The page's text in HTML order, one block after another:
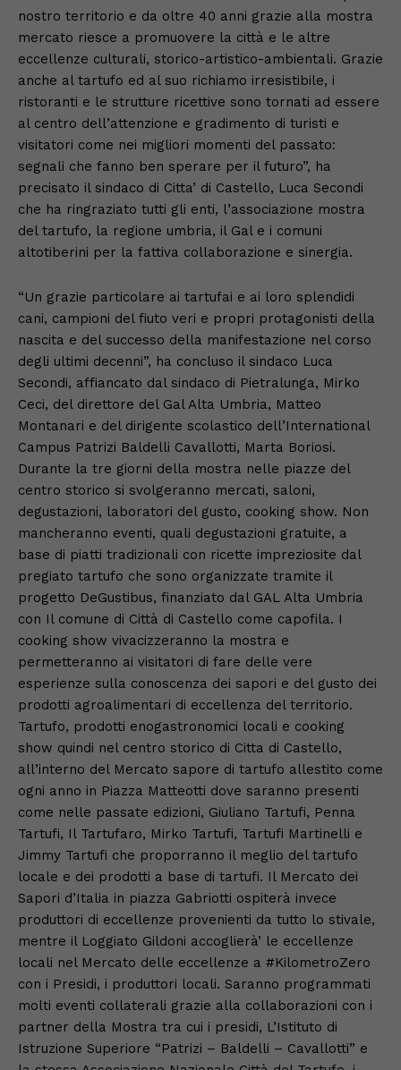
nostro territorio e da oltre 40 anni grazie alla mostra
mercato riesce a promuovere la città e le altre
eccellenze culturali, storico-artistico-ambientali. Grazie
anche al tartufo ed al suo richiamo irresistibile, i
ristoranti e le strutture ricettive sono tornati ad essere
al centro dell’attenzione e gradimento di turisti e
visitatori come nei migliori momenti del passato:
segnali che fanno ben sperare per il futuro”, ha
precisato il sindaco di Citta’ di Castello, Luca Secondi
che ha ringraziato tutti gli enti, l’associazione mostra
del tartufo, la regione umbria, il Gal e i comuni
altotiberini per la fattiva collaborazione e sinergia.
“Un grazie particolare ai tartufai e ai loro splendidi
cani, campioni del fiuto veri e propri protagonisti della
nascita e del successo della manifestazione nel corso
degli ultimi decenni”, ha concluso il sindaco Luca
Secondi, affiancato dal sindaco di Pietralunga, Mirko
Ceci, del direttore del Gal Alta Umbria, Matteo
Montanari e del dirigente scolastico dell’International
Campus Patrizi Baldelli Cavallotti, Marta Boriosi.
Durante la tre giorni della mostra nelle piazze del
centro storico si svolgeranno mercati, saloni,
degustazioni, laboratori del gusto, cooking show. Non
mancheranno eventi, quali degustazioni gratuite, a
base di piatti tradizionali con ricette impreziosite dal
pregiato tartufo che sono organizzate tramite il
progetto DeGustibus, finanziato dal GAL Alta Umbria
con Il comune di Città di Castello come capofila. I
cooking show vivacizzeranno la mostra e
permetteranno ai visitatori di fare delle vere
esperienze sulla conoscenza dei sapori e del gusto dei
prodotti agroalimentari di eccellenza del territorio.
Tartufo, prodotti enogastronomici locali e cooking
show quindi nel centro storico di Citta di Castello,
all’interno del Mercato sapore di tartufo allestito come
ogni anno in Piazza Matteotti dove saranno presenti
come nelle passate edizioni, Giuliano Tartufi, Penna
Tartufi, Il Tartufaro, Mirko Tartufi, Tartufi Martinelli e
Jimmy Tartufi che proporranno il meglio del tartufo
locale e dei prodotti a base di tartufi. Il Mercato dei
Sapori d’Italia in piazza Gabriotti ospiterà invece
produttori di eccellenze provenienti da tutto lo stivale,
mentre il Loggiato Gildoni accoglierà’ le eccellenze
locali nel Mercato delle eccellenze a #KilometroZero
con i Presidi, i produttori locali. Saranno programmati
molti eventi collaterali grazie alla collaborazioni con i
partner della Mostra tra cui i presidi, L’Istituto di
Istruzione Superiore “Patrizi – Baldelli – Cavallotti” e